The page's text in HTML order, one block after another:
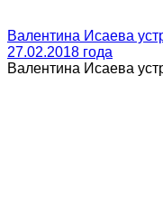
Валентина Исаева
27.02.2018 года
Валентина Исаева